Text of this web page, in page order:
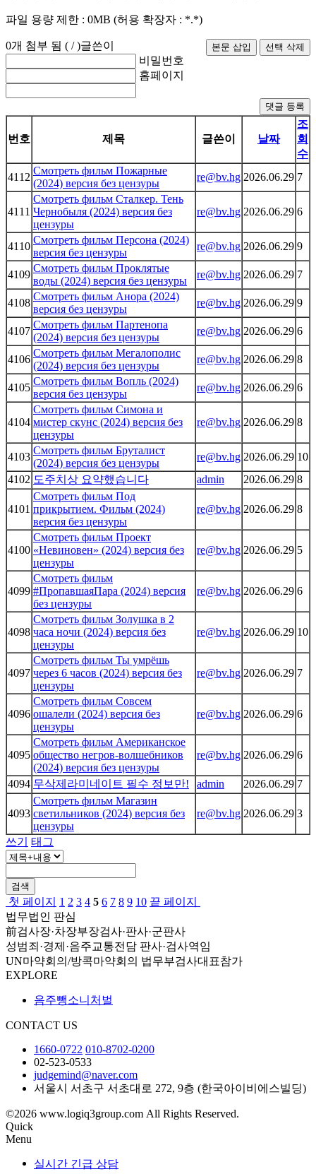
파일 용량 제한 : 0MB (허용 확장자 : *.*)
0개 첨부 됨 ( /)글쓴이
비밀번호
홈페이지
댓글 등록
번호 제목 글쓴이 날짜
조
회
수
4112
Смотреть фильм Пожарные
(2024) версия без цензуры
re@bv.hg 2026.06.29 7
4111
Смотреть фильм Сталкер. Тень
Чернобыля (2024) версия без
цензуры
re@bv.hg 2026.06.29 6
4110
Смотреть фильм Персона (2024)
версия без цензуры
re@bv.hg 2026.06.29 9
4109
Смотреть фильм Проклятые
воды (2024) версия без цензуры
re@bv.hg 2026.06.29 7
4108
Смотреть фильм Анора (2024)
версия без цензуры
re@bv.hg 2026.06.29 9
4107
Смотреть фильм Партенопа
(2024) версия без цензуры
re@bv.hg 2026.06.29 6
4106
Смотреть фильм Мегалополис
(2024) версия без цензуры
re@bv.hg 2026.06.29 8
4105
Смотреть фильм Вопль (2024)
версия без цензуры
re@bv.hg 2026.06.29 6
4104
Смотреть фильм Симона и
мистер скунс (2024) версия без
цензуры
re@bv.hg 2026.06.29 8
4103
Смотреть фильм Бруталист
(2024) версия без цензуры
re@bv.hg 2026.06.29 10
4102 도주치상 요약했습니다 admin 2026.06.29 8
4101
Смотреть фильм Под
прикрытием. Фильм (2024)
версия без цензуры
re@bv.hg 2026.06.29 8
4100
Смотреть фильм Проект
«Невиновен» (2024) версия без
цензуры
re@bv.hg 2026.06.29 5
4099
Смотреть фильм
#ПропавшаяПара (2024) версия
без цензуры
re@bv.hg 2026.06.29 6
4098
Смотреть фильм Золушка в 2
часа ночи (2024) версия без
цензуры
re@bv.hg 2026.06.29 10
4097
Смотреть фильм Ты умрёшь
через 6 часов (2024) версия без
цензуры
re@bv.hg 2026.06.29 7
4096
Смотреть фильм Совсем
ошалели (2024) версия без
цензуры
re@bv.hg 2026.06.29 6
4095
Смотреть фильм Американское
общество негров-волшебников
(2024) версия без цензуры
re@bv.hg 2026.06.29 6
4094 무삭제라미네이트 필수 정보만! admin 2026.06.29 7
4093
Смотреть фильм Магазин
светильников (2024) версия без
цензуры
re@bv.hg 2026.06.29 3
쓰기 태그
검색
첫 페이지 1 2 3 4 5 6 7 8 9 10 끝 페이지
법무법인 판심
前검사장·차장부장검사·판사·군판사
성범죄·경제·음주교통전담 판사·검사역임
UN마약회의/방콕마약회의 법무부검사대표참가
EXPLORE
음주뺑소니처벌
CONTACT US
1660-0722 010-8702-0200
02-523-0533
judgemind@naver.com
서울시 서초구 서초대로 272, 9층 (한국아이비에스빌딩)
©2026 www.logiq3group.com All Rights Reserved.
Quick
Menu
실시간 긴급 상담